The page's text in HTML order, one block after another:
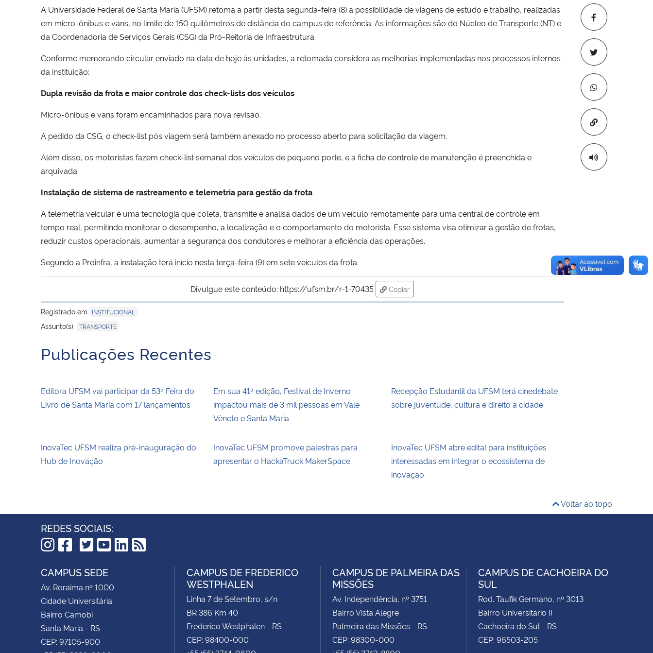
Copiar para
A Universidade Federal de Santa Maria (UFSM) retoma a partir desta segunda-feira (8) a possibilidade de viagens de estudo e trabalho, realizadas
em micro-ônibus e vans, no limite de 150 quilômetros de distância do campus de referência. As informações são do Núcleo de Transporte (NT) e
da Coordenadoria de Serviços Gerais (CSG) da Pró-Reitoria de Infraestrutura.
Conforme memorando circular enviado na data de hoje às unidades, a retomada considera as melhorias implementadas nos processos internos
da instituição:
Dupla revisão da frota e maior controle dos check-lists dos veículos
Micro-ônibus e vans foram encaminhados para nova revisão.
A pedido da CSG, o check-list pós viagem será também anexado no processo aberto para solicitação da viagem.
Além disso, os motoristas fazem check-list semanal dos veículos de pequeno porte, e a ficha de controle de manutenção é preenchida e
arquivada.
Instalação de sistema de rastreamento e telemetria para gestão da frota
A telemetria veicular é uma tecnologia que coleta, transmite e analisa dados de um veículo remotamente para uma central de controle em
tempo real, permitindo monitorar o desempenho, a localização e o comportamento do motorista. Esse sistema visa otimizar a gestão de frotas,
reduzir custos operacionais, aumentar a segurança dos condutores e melhorar a eficiência das operações.
Segundo a Proinfra, a instalação terá início nesta terça-feira (9) em sete veículos da frota.
Divulgue este conteúdo: https://ufsm.br/r-1-70435
Copiar
para área de transferência
Registrado em
INSTITUCIONAL
Assunto(s): TRANSPORTE
Publicações Recentes
Editora UFSM vai participar da 53ª Feira do
Livro de Santa Maria com 17 lançamentos
Em sua 41ª edição, Festival de Inverno
impactou mais de 3 mil pessoas em Vale
Vêneto e Santa Maria
Recepção Estudantil da UFSM terá cinedebate
sobre juventude, cultura e direito à cidade
InovaTec UFSM realiza pré-inauguração do
Hub de Inovação
InovaTec UFSM promove palestras para
apresentar o HackaTruck MakerSpace
InovaTec UFSM abre edital para instituições
interessadas em integrar o ecossistema de
inovação
Voltar ao topo
REDES SOCIAIS:
Instagram
Facebook
TikTok
Twitter
YouTube
LinkedIn
RSS
CAMPUS SEDE
Av. Roraima nº 1000
Cidade Universitária
Bairro Camobi
Santa Maria - RS
CEP: 97105-900
CAMPUS DE FREDERICO
WESTPHALEN
Linha 7 de Setembro, s/n
BR 386 Km 40
Frederico Westphalen - RS
CEP: 98400-000
CAMPUS DE PALMEIRA DAS
MISSÕES
Av. Independência, nº 3751
Bairro Vista Alegre
Palmeira das Missões - RS
CEP: 98300-000
CAMPUS DE CACHOEIRA DO
SUL
Rod. Taufik Germano, nº 3013
Bairro Universitário II
Cachoeira do Sul - RS
CEP: 96503-205